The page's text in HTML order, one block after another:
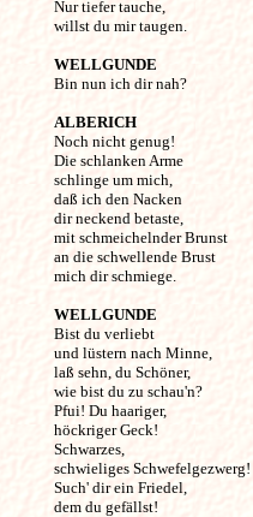
Nur tiefer tauche,
willst du mir taugen.
WELLGUNDE
Bin nun ich dir nah?
ALBERICH
Noch nicht genug!
Die schlanken Arme
schlinge um mich,
daß ich den Nacken
dir neckend betaste,
mit schmeichelnder Brunst
an die schwellende Brust
mich dir schmiege.
WELLGUNDE
Bist du verliebt
und lüstern nach Minne,
laß sehn, du Schöner,
wie bist du zu schau'n?
Pfui! Du haariger,
höckriger Geck!
Schwarzes,
schwieliges Schwefelgezwerg!
Such' dir ein Friedel,
dem du gefällst!